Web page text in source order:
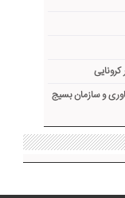
و سازمان بسیج